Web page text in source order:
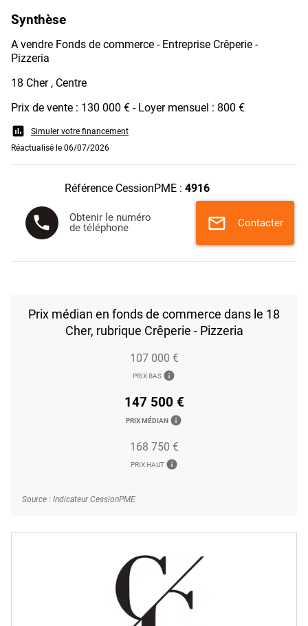
Synthèse
A vendre Fonds de commerce - Entreprise Crêperie -
Pizzeria
18 Cher , Centre
Prix de vente : 130 000 € - Loyer mensuel : 800 €
assessment
Simuler votre financement
Réactualisé le 06/07/2026
Référence CessionPME : 4916
phone
Obtenir le numéro
de téléphone
mail Contacter
Prix médian en fonds de commerce dans le 18
Cher, rubrique Crêperie - Pizzeria
107 000 €
PRIX BAS info
147 500 €
PRIX MÉDIAN info
168 750 €
PRIX HAUT info
Source : Indicateur CessionPME